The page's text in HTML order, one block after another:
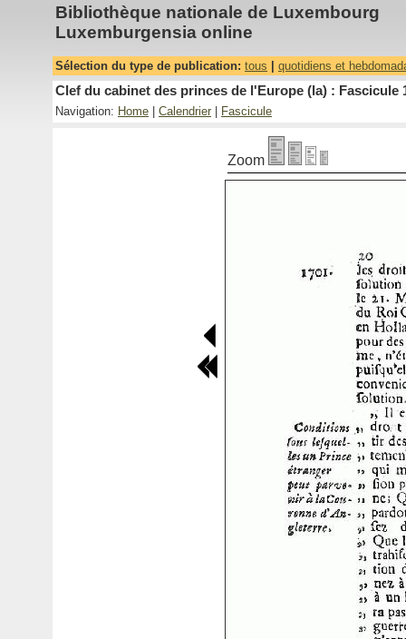
Bibliothèque nationale de Luxembourg
Luxemburgensia online
Sélection du type de publication: tous quotidiens et
Clef du cabinet des princes de l'Europe (la) : Fascicule
Navigation: Home Calendrier Fascicule
Zoom